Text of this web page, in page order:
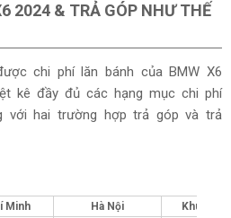
2024 & TRẢ GÓP NHƯ THẾ
chi phí lăn bánh của BMW X6
kê đầy đủ các hạng mục chi phí
với hai trường hợp trả góp và trả
Minh Hà Nội
Khu vực